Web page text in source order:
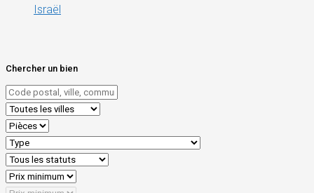
Israël
Chercher un bien